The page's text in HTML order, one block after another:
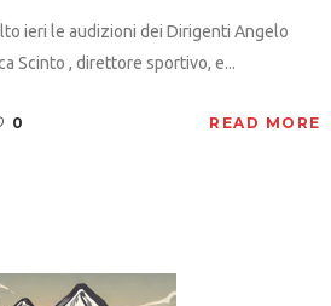
ieri le audizioni dei Dirigenti Angelo
Scinto , direttore sportivo, e...
0 READ MORE